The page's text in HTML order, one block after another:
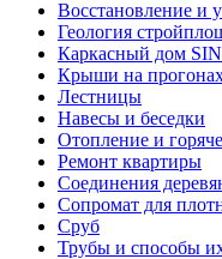
Восстановление и
Геология
Каркасный дом
Крыши на
Лестницы
Навесы и беседки
Отопление и
Ремонт квартиры
Соединения
Сопромат для
Сруб
Трубы и способы